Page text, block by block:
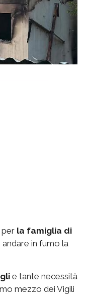
per la famiglia di
andare in fumo la
e tante necessità
mezzo dei Vigili